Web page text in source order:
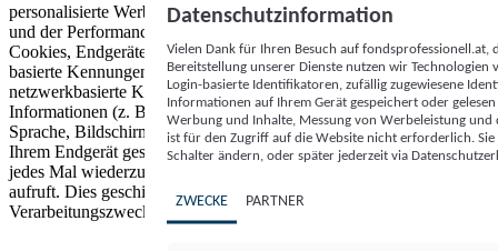
personalisierte Werbung und Inhalte, Messung von Werbeleistung
und der Performance von Inhalten sowie Zielgruppenforschung.
Cookies, Endgeräte- oder ähnliche Online-Kennungen (z. B. login-
basierte Kennungen, zufällig generierte Kennungen,
netzwerkbasierte Kennungen) können zusammen mit anderen
Informationen (z. B. Browsertyp und Browserinformationen,
Sprache, Bildschirmgröße, unterstützte Technologien usw.) auf
Ihrem Endgerät gespeichert oder von dort ausgelesen werden, um es
jedes Mal wiederzuerkennen, wenn es eine App oder einer Webseite
aufruft. Dies geschieht für einen oder mehrere der hier aufgeführten
Verarbeitungszwecke.
Datenschutzinformation
Vielen Dank für Ihren Besuch auf
Bereitstellung unserer Dienste nutzen wir Technologien
Login-basierte Identifikatoren, zufällig zugewiesene
Informationen auf Ihrem Gerät gespeichert oder
Werbung und Inhalte, Messung von Werbeleistung
ist für den Zugriff auf die Website nicht erforderlich.
Schalter ändern, oder später jederzeit via
ZWECKE PARTNER